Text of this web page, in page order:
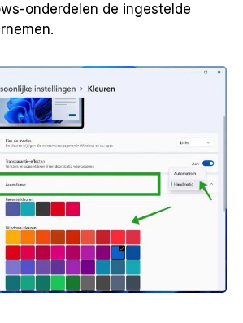
onderdelen de ingestelde